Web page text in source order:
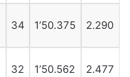
34 1’50.375 2.290
32 1’50.562 2.477